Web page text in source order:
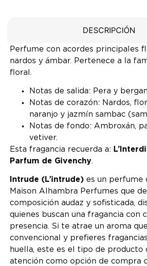
DESCRIPCIÓN
Perfume con acordes principales
nardos y ámbar. Pertenece a la
floral.
Notas de salida: Pera y
Notas de corazón: Nardos,
naranjo y jazmín sambac
Notas de fondo: Ambroxán,
vetiver.
Esta fragancia recuerda a:
Parfum de Givenchy.
Intrude (L’intrude) es un perfume
Maison Alhambra Perfumes que
composición audaz y sofisticada,
quienes buscan una fragancia con
presencia. Si te atrae un aroma
convencional y prefieres
huella, este es el tipo de producto
atención como opción de compra